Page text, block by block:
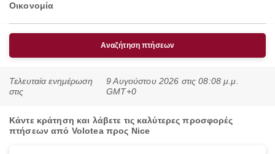
Οικονομία
Αναζήτηση πτήσεων
Τελευταία ενημέρωση
στις
9 Αυγούστου 2026 στις 08:08 μ.μ.
GMT+0
Κάντε κράτηση και λάβετε τις καλύτερες προσφορές
πτήσεων από Volotea προς Nice